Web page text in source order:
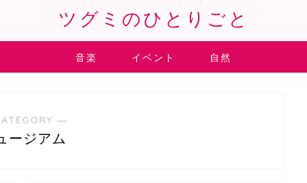
ツグミのひとりごと
音楽 イベント 自然
―
ージアム